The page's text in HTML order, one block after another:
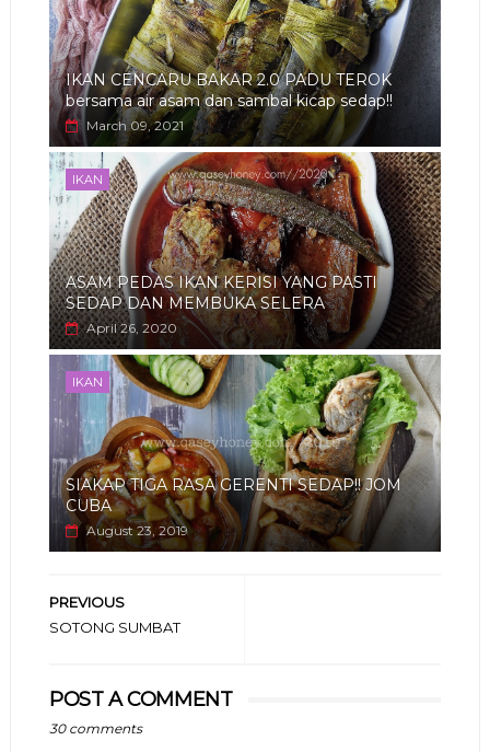
IKAN CENCARU BAKAR 2.0 PADU TEROK
bersama air asam dan sambal kicap sedap!!
March 09, 2021
IKAN
ASAM PEDAS IKAN KERISI YANG PASTI
SEDAP DAN MEMBUKA SELERA
April 26, 2020
IKAN
SIAKAP TIGA RASA GERENTI SEDAP!! JOM
CUBA
August 23, 2019
PREVIOUS
SOTONG SUMBAT
POST A COMMENT
30 comments